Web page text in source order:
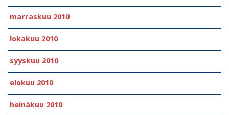
marraskuu 2010
lokakuu 2010
syyskuu 2010
elokuu 2010
heinäkuu 2010